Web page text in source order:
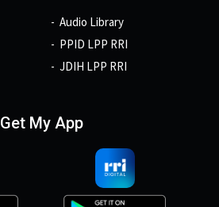
Audio Library
PPID LPP RRI
JDIH LPP RRI
Get My App